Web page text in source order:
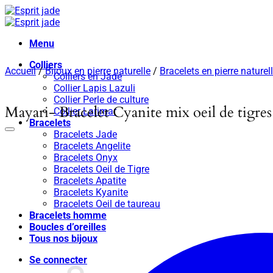
Passer
au
Menu
Colliers
Colliers en Jade
Collier Lapis Lazuli
Collier Perle de culture
Collier Larimar
Bracelets
Bracelets Jade
Bracelets Angelite
Bracelets Onyx
Bracelets Oeil de Tigre
Bracelets Apatite
Bracelets Kyanite
Bracelets Oeil de taureau
Bracelets homme
Boucles d’oreilles
Tous nos bijoux
Se connecter
Accueil / Bijoux en pierre naturelle / Bracelets en pierre
Mayari- Bracelet Cyanite mix oeil de tigres